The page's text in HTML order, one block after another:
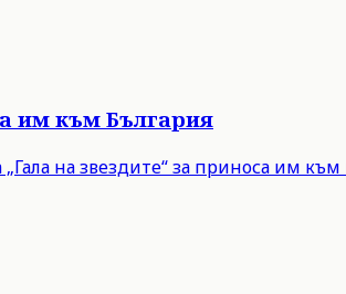
им към България
на звездите“ за приноса им